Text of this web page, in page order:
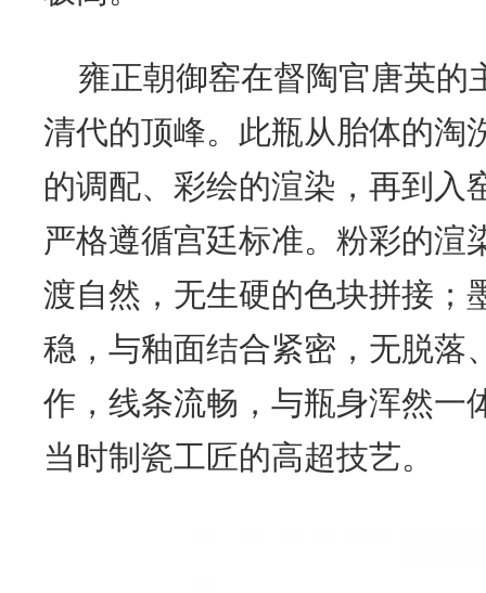
雍正朝御窑在督陶官唐英的
清代的顶峰。此瓶从胎体的淘
的调配、彩绘的渲染，再到入
严格遵循宫廷标准。粉彩的渲
渡自然，无生硬的色块拼接；
稳，与釉面结合紧密，无脱落
作，线条流畅，与瓶身浑然一
当时制瓷工匠的高超技艺。